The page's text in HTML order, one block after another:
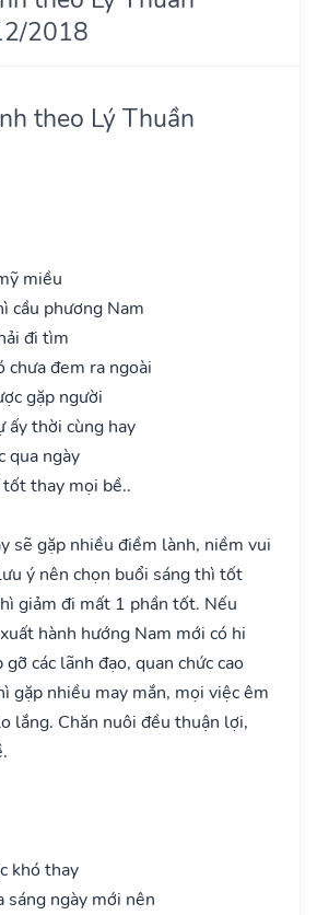
2018
theo Lý Thuần
miều
cầu phương Nam
đi tìm
chưa đem ra ngoài
gặp người
ấy thời cùng hay
qua ngày
thay mọi bề..
sẽ gặp nhiều điềm lành, niềm vui
ý nên chọn buổi sáng thì tốt
giảm đi mất 1 phần tốt. Nếu
hành hướng Nam mới có hi
các lãnh đạo, quan chức cao
gặp nhiều may mắn, mọi việc êm
lắng. Chăn nuôi đều thuận lợi,
khó thay
sáng ngày mới nên